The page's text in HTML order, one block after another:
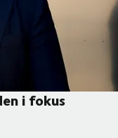
i fokus